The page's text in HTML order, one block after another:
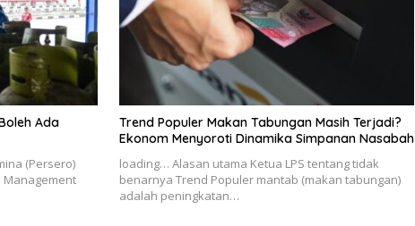
Ada
(Persero)
Management
Trend Populer Makan Tabungan Masih Terjadi?
Ekonom Menyoroti Dinamika Simpanan Nasabah
loading… Alasan utama Ketua LPS tentang tidak
benarnya Trend Populer mantab (makan tabungan)
adalah peningkatan…